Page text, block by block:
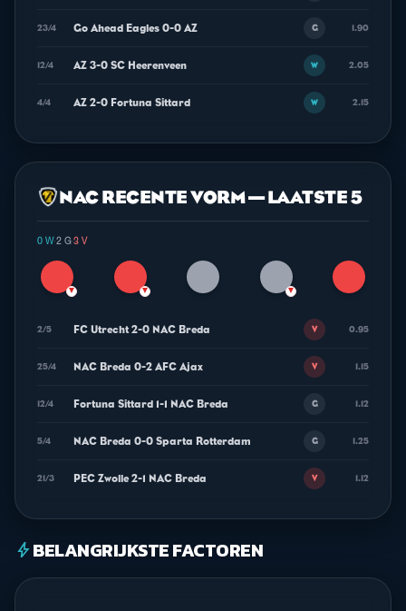
23/4 Go Ahead Eagles 0-0 AZ G 1.90
12/4 AZ 3-0 SC Heerenveen W 2.05
4/4 AZ 2-0 Fortuna Sittard W 2.15
NAC RECENTE VORM — LAATSTE 5
0 W·2 G·3 V
▼ ▼ ▼
2/5 FC Utrecht 2-0 NAC Breda V 0.95
25/4 NAC Breda 0-2 AFC Ajax V 1.15
12/4 Fortuna Sittard 1-1 NAC Breda G 1.12
5/4 NAC Breda 0-0 Sparta Rotterdam G 1.25
21/3 PEC Zwolle 2-1 NAC Breda V 1.12
boltBELANGRIJKSTE FACTOREN